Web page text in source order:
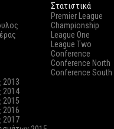
2013
2014
2015
2016
2017
Στατιστικά
Premier League
Championship
League One
League Two
Conference
Conference North
Conference South